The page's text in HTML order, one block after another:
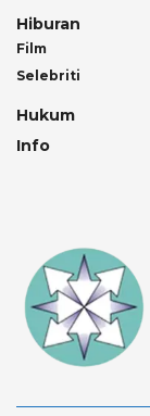
Hiburan
Film
Selebriti
Hukum
Info